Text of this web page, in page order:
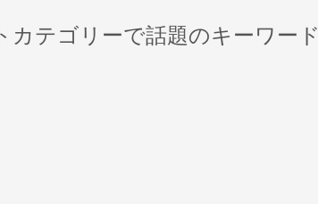
カテゴリーで話題のキーワード